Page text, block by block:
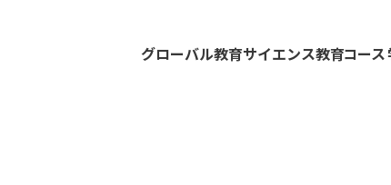
グローバル教育サイエンス教育コース